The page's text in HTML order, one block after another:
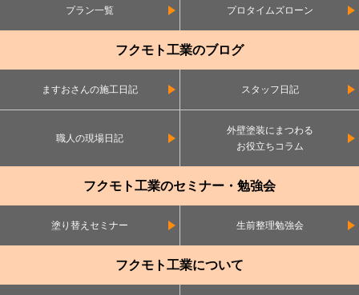
プラン一覧 プロタイムズローン
フクモト工業のブログ
ますおさんの施工日記 スタッフ日記
職人の現場日記
外壁塗装にまつわる
お役立ちコラム
フクモト工業のセミナー・勉強会
塗り替えセミナー 生前整理勉強会
フクモト工業について